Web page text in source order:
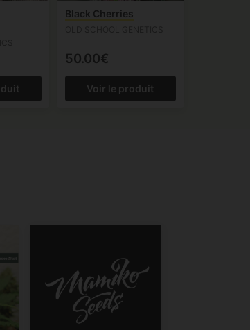
Black Cherries
50.00€
Voir le produit